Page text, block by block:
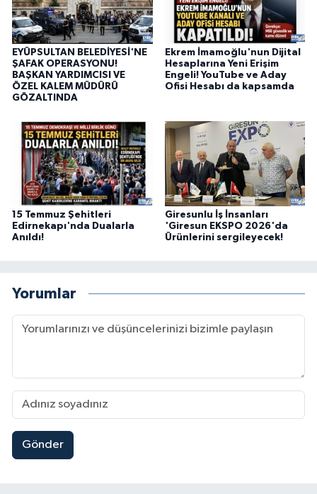
EYÜPSULTAN BELEDİYESİ'NE
ŞAFAK OPERASYONU!
BAŞKAN YARDIMCISI VE
ÖZEL KALEM MÜDÜRÜ
GÖZALTINDA
Ekrem İmamoğlu'nun Dijital
Hesaplarına Yeni Erişim
Engeli! YouTube ve Aday
Ofisi Hesabı da kapsamda
15 Temmuz Şehitleri
Edirnekapı'nda Dualarla
Anıldı!
Giresunlu İş İnsanları
'Giresun EKSPO 2026'da
Ürünlerini sergileyecek!
Yorumlar
Gönder